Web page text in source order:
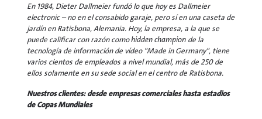
En 1984, Dieter Dallmeier fundó lo que hoy es Dallmeier
electronic – no en el consabido garaje, pero sí en una caseta de
jardín en Ratisbona, Alemania. Hoy, la empresa, a la que se
puede calificar con razón comohidden champion de la
tecnología de información de vídeo "Made in Germany", tiene
varios cientos de empleados a nivel mundial, más de 250 de
ellos solamente en su sede social en el centro de Ratisbona.
Nuestros clientes: desde empresas comerciales hasta estadios
de Copas Mundiales